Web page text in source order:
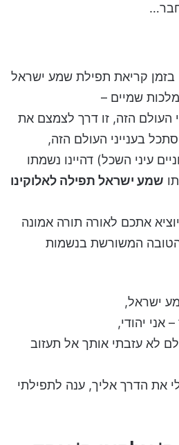
בזמן קריאת תפילת שמע ישראל
שמיים –
העולם הזה, זו דרך לצמצם את
בענייני העולם הזה,
עיני השכל) דהיינו נשמתו
שמע ישראל תפילה לאלוקינו
אתכם לאורה תורה אמונה
המשורשת בנשמות
ישראל,
אני יהודי,
לא עזבתי אותך אל תעזוב
את הדרך אליך, ענה לתפילתי